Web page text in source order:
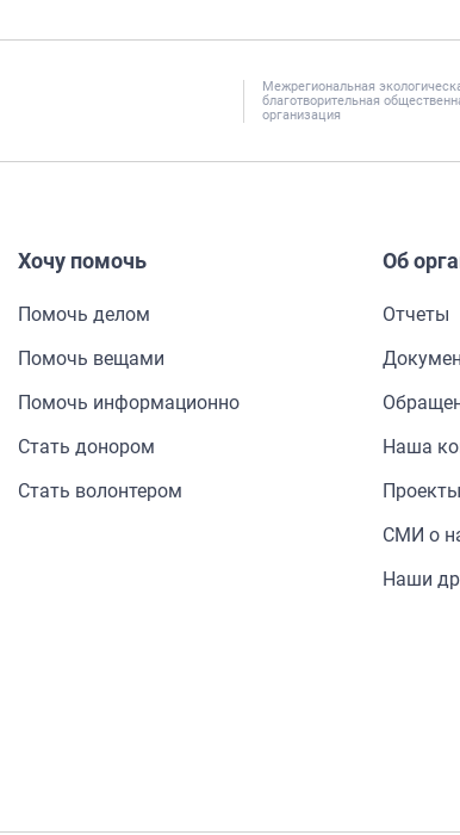
Межрегиональная
благотворительная
организация
Хочу помочь
Помочь делом
Помочь вещами
Помочь информа­ционно
Стать донором
Стать волонтером
Об
Отчеты
Наша
Проекты
СМИ о
Наши